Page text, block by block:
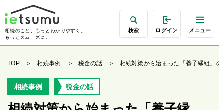
相続のこと、もっとわかりやすく。
もっとスムーズに。
検索 ログイン メニュー
TOP 相続事例 税金の話 相続対策から始まった「養子縁組
相続事例 税金の話